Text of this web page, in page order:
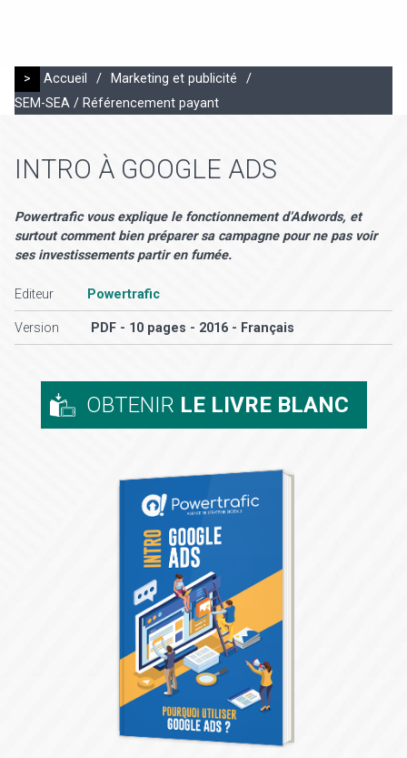
> Accueil / Marketing et publicité
/
SEM-SEA / Référencement payant
INTRO À GOOGLE ADS
Powertrafic vous explique le fonctionnement d’Adwords, et
surtout comment bien préparer sa campagne pour ne pas voir
ses investissements partir en fumée.
Editeur Powertrafic
Version PDF - 10 pages - 2016 - Français
OBTENIR LE LIVRE BLANC